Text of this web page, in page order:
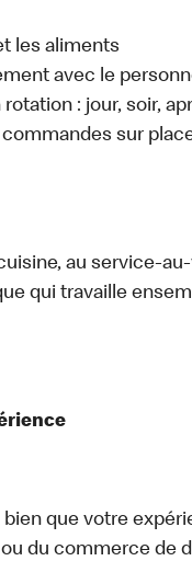
les aliments
avec le
: jour, soir,
sur
au service-
qui travaille
que votre
du commerce de